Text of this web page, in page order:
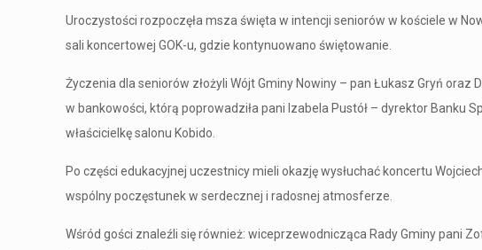
Uroczystości rozpoczęła msza święta w intencji seniorów w kościele w
sali koncertowej GOK-u, gdzie kontynuowano świętowanie.
Życzenia dla seniorów złożyli Wójt Gminy Nowiny – pan Łukasz Gryń oraz
w bankowości, którą poprowadziła pani Izabela Pustół – dyrektor Banku
właścicielkę salonu Kobido.
Po części edukacyjnej uczestnicy mieli okazję wysłuchać koncertu
wspólny poczęstunek w serdecznej i radosnej atmosferze.
Wśród gości znaleźli się również: wiceprzewodnicząca Rady Gminy pani